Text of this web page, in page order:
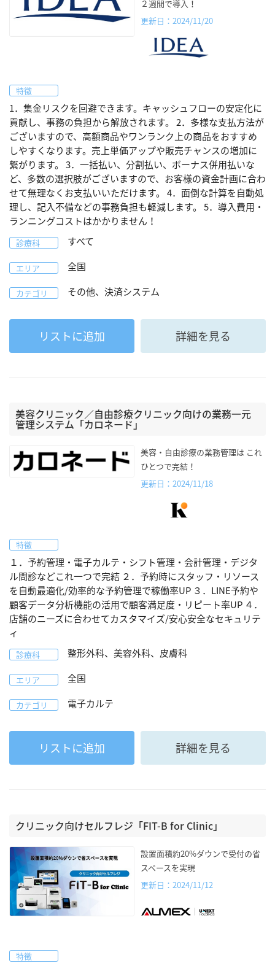
２週間で導入！
更新日：2024/11/20
特徴
1．集金リスクを回避できます。キャッシュフローの安定化に
貢献し、事務の負担から解放されます。 2．多様な支払方法が
ございますので、高額商品やワンランク上の商品をおすすめ
しやすくなります。売上単価アップや販売チャンスの増加に
繋がります。 3．一括払い、分割払い、ボーナス併用払いな
ど、多数の選択肢がございますので、お客様の資金計画に合わ
せて無理なくお支払いいただけます。 4．面倒な計算を自動処
理し、記入不備などの事務負担も軽減します。 5．導入費用・
ランニングコストはかかりません！
診療科 すべて
エリア 全国
カテゴリ その他、決済システム
リストに追加 詳細を見る
美容クリニック／自由診療クリニック向けの業務一元
管理システム「カロネード」
美容・自由診療の業務管理は これ
ひとつで完結！
更新日：2024/11/18
特徴
１．予約管理・電子カルテ・シフト管理・会計管理・デジタ
ル問診などこれ一つで完結 ２．予約時にスタッフ・リソース
を自動最適化/効率的な予約管理で稼働率UP ３．LINE予約や
顧客データ分析機能の活用で顧客満足度・リピート率UP ４．
店舗のニーズに合わせてカスタマイズ/安心安全なセキュリテ
ィ
診療科 整形外科、美容外科、皮膚科
エリア 全国
カテゴリ 電子カルテ
リストに追加 詳細を見る
クリニック向けセルフレジ「FIT-B for Clinic」
設置面積約20%ダウンで受付の省
スペースを実現
更新日：2024/11/12
特徴